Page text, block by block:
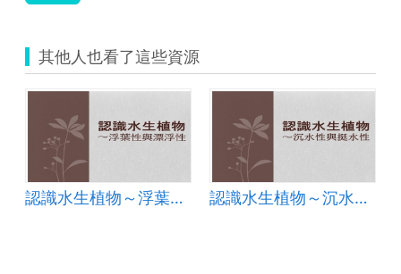
其他人也看了這些資源
認識水生植物～浮葉性與漂浮性 認識水生植物～沉水性與挺水性